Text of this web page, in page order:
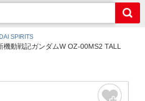
SPIRITS
機動戦記ガンダムW OZ-00MS2 TALL